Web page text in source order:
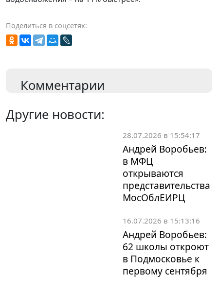
Поделиться в соцсетях:
Комментарии
Другие новости:
28.07.2026 в 15:54:17
Андрей Воробьев:
в МФЦ
открываются
представительства
МосОблЕИРЦ
16.07.2026 в 15:13:16
Андрей Воробьев:
62 школы откроют
в Подмосковье к
первому сентября